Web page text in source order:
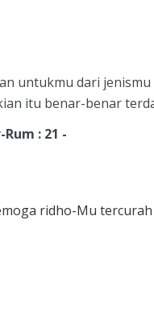
untukmu dari
itu benar-benar
Rum : 21 -
ridho-Mu